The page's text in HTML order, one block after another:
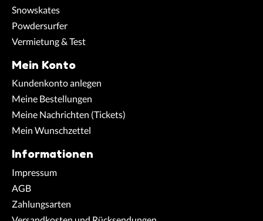
Snowskates
Powdersurfer
Vermietung & Test
Mein Konto
Kundenkonto anlegen
Meine Bestellungen
Meine Nachrichten (Tickets)
Mein Wunschzettel
Informationen
Impressum
AGB
Zahlungsarten